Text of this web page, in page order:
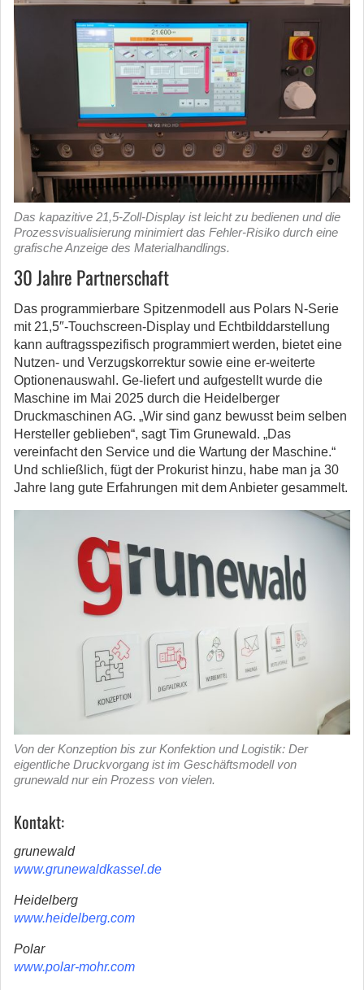
Das kapazitive 21,5-Zoll-Display ist leicht zu bedienen und die
Prozessvisualisierung minimiert das Fehler-Risiko durch eine
grafische Anzeige des Materialhandlings.
30 Jahre Partnerschaft
Das programmierbare Spitzenmodell aus Polars N-Serie
mit 21,5″-Touchscreen-Display und Echtbilddarstellung
kann auftragsspezifisch programmiert werden, bietet eine
Nutzen- und Verzugskorrektur sowie eine er-weiterte
Optionenauswahl. Ge-liefert und aufgestellt wurde die
Maschine im Mai 2025 durch die Heidelberger
Druckmaschinen AG. „Wir sind ganz bewusst beim selben
Hersteller geblieben“, sagt Tim Grunewald. „Das
vereinfacht den Service und die Wartung der Maschine.“
Und schließlich, fügt der Prokurist hinzu, habe man ja 30
Jahre lang gute Erfahrungen mit dem Anbieter gesammelt.
Von der Konzeption bis zur Konfektion und Logistik: Der
eigentliche Druckvorgang ist im Geschäftsmodell von
grunewald nur ein Prozess von vielen.
Kontakt:
grunewald
www.grunewaldkassel.de
Heidelberg
www.heidelberg.com
Polar
www.polar-mohr.com